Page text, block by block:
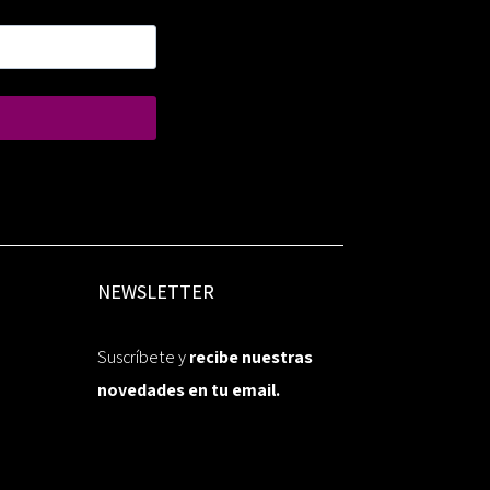
NEWSLETTER
Suscríbete yrecibe nuestras
novedades en tu email.